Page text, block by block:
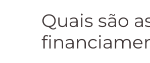
Quais são